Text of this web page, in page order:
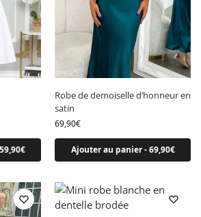
femme​
d’honneur​
Robe de demoiselle d’honneur en
satin
69,90€
Ajouter au panier - 69,90€